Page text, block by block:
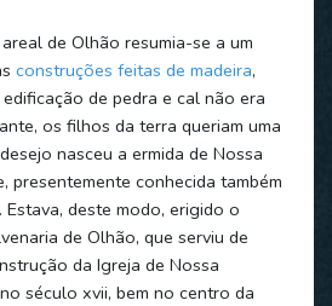
de Olhão resumia-se a um
construções feitas de madeira,
de pedra e cal não era
os filhos da terra queriam uma
nasceu a ermida de Nossa
presentemente conhecida também
deste modo, erigido o
de Olhão, que serviu de
da Igreja de Nossa
século xvii, bem no centro da